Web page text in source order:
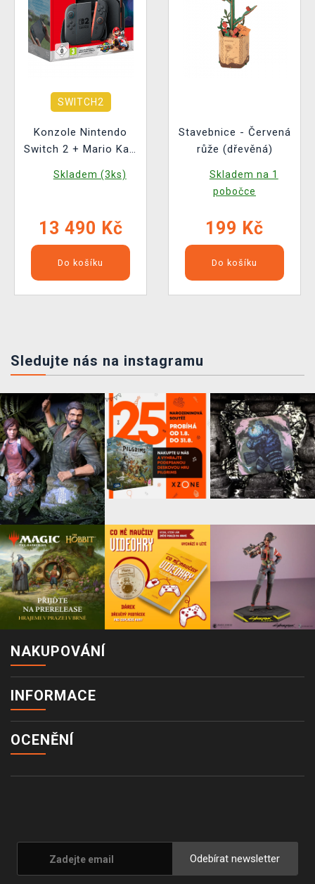
SWITCH2
Konzole Nintendo
Switch 2 + Mario Kart
Skladem (3ks)
13 490 Kč
Do košíku
Stavebnice - Červená
růže (dřevěná)
Skladem na 1
pobočce
199 Kč
Do košíku
Sledujte nás na instagramu
NAKUPOVÁNÍ
INFORMACE
OCENĚNÍ
Odebírat newsletter